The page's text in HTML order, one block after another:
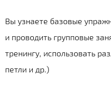
Вы узнаете базовые
и проводить групповые
тренингу, использовать
петли и др.)